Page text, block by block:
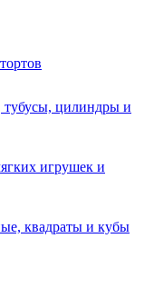
тубусы, цилиндры и
игрушек и
квадраты и кубы